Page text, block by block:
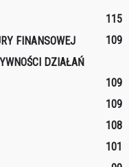
115
FINANSOWEJ
109
DZIAŁAŃ
109
109
108
101